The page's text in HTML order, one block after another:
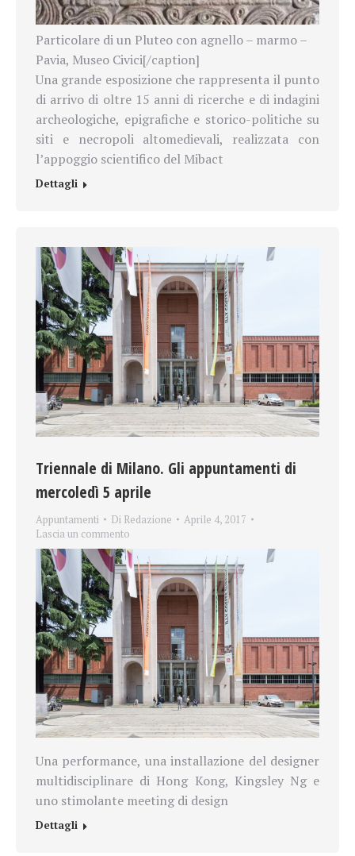
Particolare di un Pluteo con agnello – marmo –
Pavia, Museo Civici[/caption]
Una grande esposizione che rappresenta il punto
di arrivo di oltre 15 anni di ricerche e di indagini
archeologiche, epigrafiche e storico-politiche su
siti e necropoli altomedievali, realizzata con
l’appoggio scientifico del Mibact
Dettagli
Triennale di Milano. Gli appuntamenti di
mercoledì 5 aprile
Appuntamenti Di Redazione
Aprile 4, 2017
Lascia un commento
Una performance, una installazione del designer
multidisciplinare di Hong Kong, Kingsley Ng e
uno stimolante meeting di design
Dettagli